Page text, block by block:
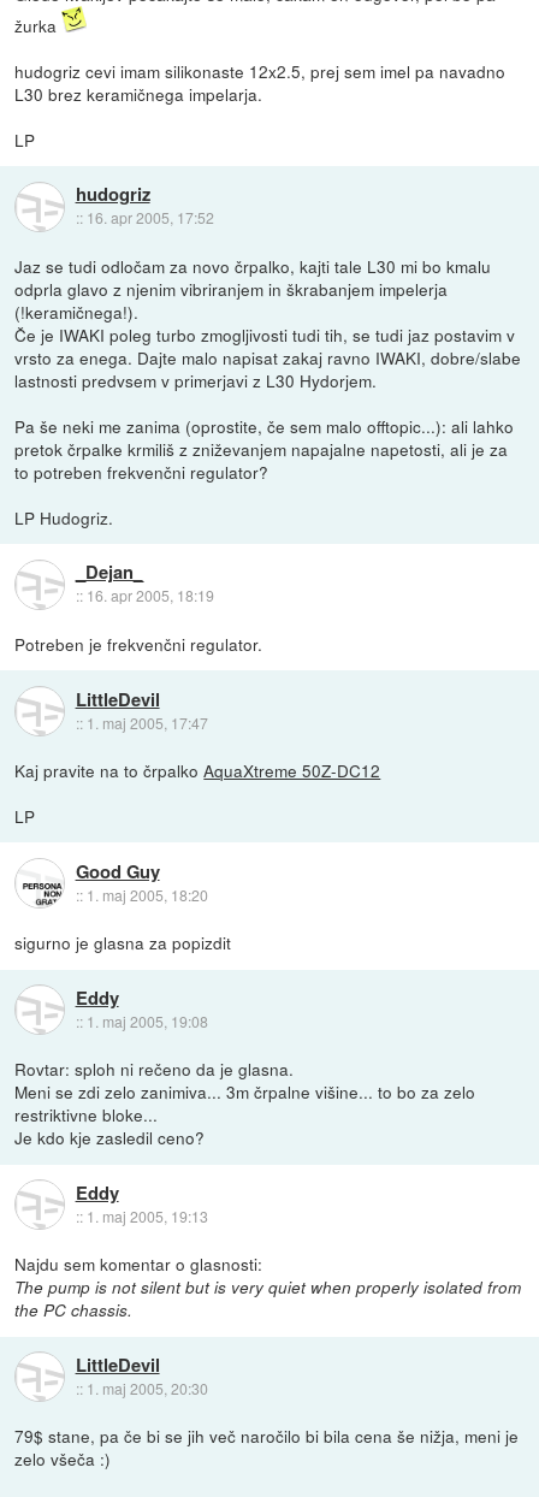
žurka
hudogriz cevi imam silikonaste 12x2.5, prej sem imel pa navadno
L30 brez keramičnega impelarja.
LP
hudogriz
:: 16. apr 2005, 17:52
Jaz se tudi odločam za novo črpalko, kajti tale L30 mi bo kmalu
odprla glavo z njenim vibriranjem in škrabanjem impelerja
(!keramičnega!).
Če je IWAKI poleg turbo zmogljivosti tudi tih, se tudi jaz postavim v
vrsto za enega. Dajte malo napisat zakaj ravno IWAKI, dobre/slabe
lastnosti predvsem v primerjavi z L30 Hydorjem.
Pa še neki me zanima (oprostite, če sem malo offtopic...): ali lahko
pretok črpalke krmiliš z zniževanjem napajalne napetosti, ali je za
to potreben frekvenčni regulator?
LP Hudogriz.
_Dejan_
:: 16. apr 2005, 18:19
Potreben je frekvenčni regulator.
LittleDevil
:: 1. maj 2005, 17:47
Kaj pravite na to črpalkoAquaXtreme 50Z-DC12
LP
Good Guy
:: 1. maj 2005, 18:20
sigurno je glasna za popizdit
Eddy
:: 1. maj 2005, 19:08
Rovtar: sploh ni rečeno da je glasna.
Meni se zdi zelo zanimiva... 3m črpalne višine... to bo za zelo
restriktivne bloke...
Je kdo kje zasledil ceno?
Eddy
:: 1. maj 2005, 19:13
Najdu sem komentar o glasnosti:
The pump is not silent but is very quiet when properly isolated from
the PC chassis.
LittleDevil
:: 1. maj 2005, 20:30
79$ stane, pa če bi se jih več naročilo bi bila cena še nižja, meni je
zelo všeča :)